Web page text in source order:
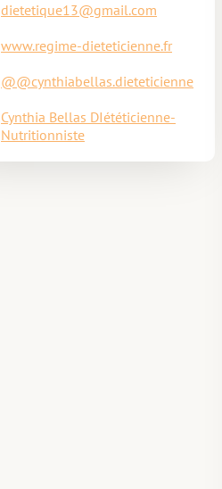
dietetique13@gmail.com
www.regime-dieteticienne.fr
@@cynthiabellas.dieteticienne
Cynthia Bellas DIététicienne-
Nutritionniste